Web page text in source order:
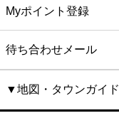
Myポイント登録
待ち合わせメール
▼地図・タウンガイド